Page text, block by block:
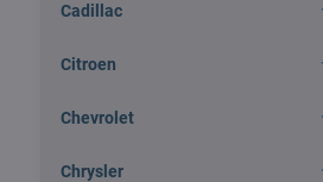
Cadillac
Citroen
Chevrolet
Chrysler